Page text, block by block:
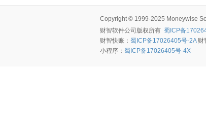
Copyright © 1999-2025 Moneywise
财智软件公司版权所有 蜀ICP备
财智快账： 蜀ICP备17026405号-2A财
小程序： 蜀ICP备17026405号-4X